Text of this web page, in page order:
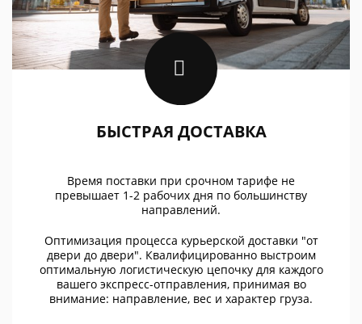
БЫСТРАЯ ДОСТАВКА
Время поставки при срочном тарифе не
превышает 1-2 рабочих дня по большинству
направлений.
Оптимизация процесса курьерской доставки "от
двери до двери". Квалифицированно выстроим
оптимальную логистическую цепочку для каждого
вашего экспресс-отправления, принимая во
внимание: направление, вес и характер груза.